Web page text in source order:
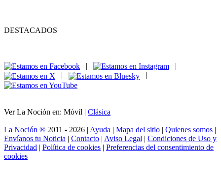
DESTACADOS
|
|
|
|
Ver La Noción en: Móvil | Clásica
La Noción ® 2011 - 2026 | Ayuda | Mapa del sitio | Quienes somos |
Envíanos tu Noticia | Contacto | Aviso Legal | Condiciones de Uso y
Privacidad | Política de cookies | Preferencias del consentimiento de
cookies